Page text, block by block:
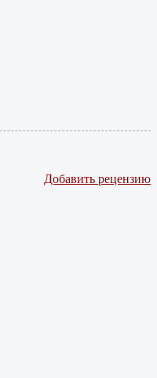
Добавить рецензию